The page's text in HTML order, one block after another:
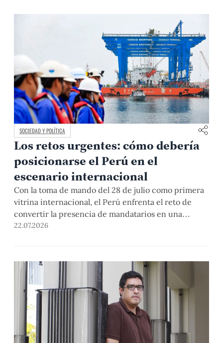
SOCIEDAD Y POLÍTICA
Los retos urgentes: cómo debería
posicionarse el Perú en el
escenario internacional
Con la toma de mando del 28 de julio como primera
vitrina internacional, el Perú enfrenta el reto de
convertir la presencia de mandatarios en una
agenda sostenida. Especialistas PUCP plantean
y capacidad de liderazgo regional.
22.07.2026